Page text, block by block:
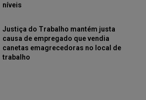
níveis
Justiça do Trabalho mantém justa
causa de empregado que vendia
canetas emagrecedoras no local de
trabalho